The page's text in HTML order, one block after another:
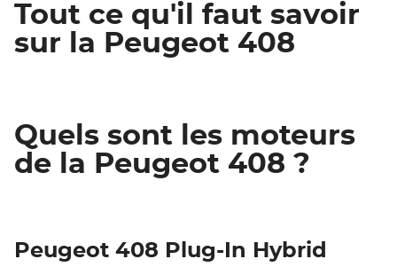
Tout ce qu'il faut savoir
sur la Peugeot 408
Quels sont les moteurs
de la Peugeot 408 ?
Peugeot 408 Plug-In Hybrid